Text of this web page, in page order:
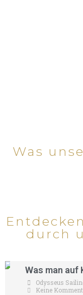
Was
durch
Was man auf
Odysseus
Keine